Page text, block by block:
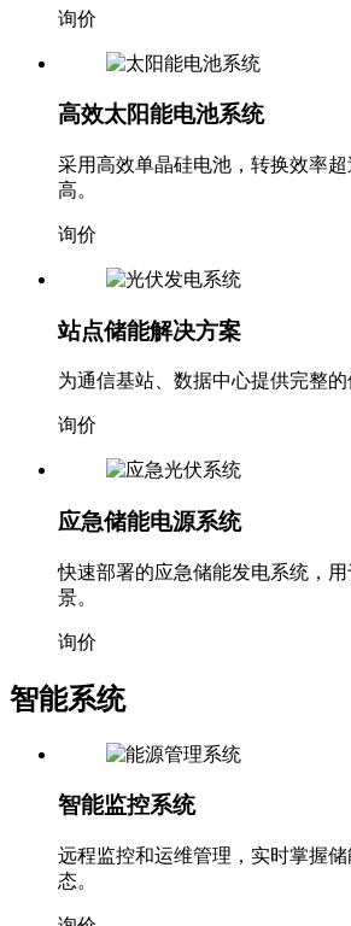
询价
高效太阳能电池系统
采用高效单晶硅电池，转换效率超
高。
询价
站点储能解决方案
为通信基站、数据中心提供完整的
询价
应急储能电源系统
快速部署的应急储能发电系统，
景。
询价
智能系统
智能监控系统
远程监控和运维管理，实时掌握
态。